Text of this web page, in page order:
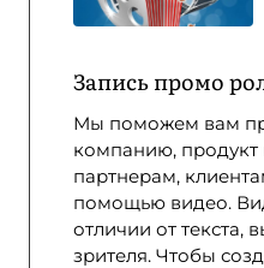
Запись промо
Мы поможем вам
компанию, продукт
партнерам,
помощью видео.
отличии от текста,
зрителя. Чтобы